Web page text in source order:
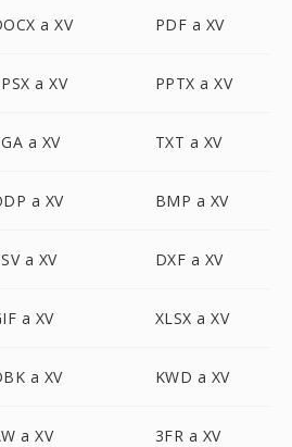
a XV PDF a XV
a XV PPTX a XV
a XV TXT a XV
a XV BMP a XV
a XV DXF a XV
a XV XLSX a XV
a XV KWD a XV
a XV 3FR a XV